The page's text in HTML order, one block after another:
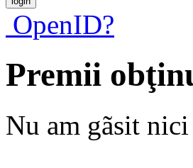
OpenID?
Premii
Nu am gãsit